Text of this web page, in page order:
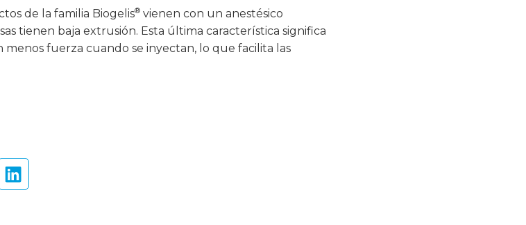
de la familia Biogelis® vienen con un anestésico
tienen baja extrusión. Esta última característica significa
fuerza cuando se inyectan, lo que facilita las